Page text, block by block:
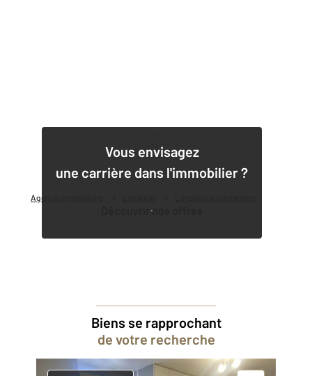
Agence immobilière
Vous envisagez
une carrière dans l'immobilier ?
Découvrir nos offres
Biens se rapprochant
de votre recherche